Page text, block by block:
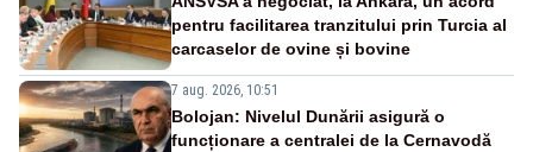
pentru facilitarea tranzitului prin Turcia al
carcaselor de ovine și bovine
7 aug. 2026, 10:51
Bolojan: Nivelul Dunării asigură o
funcționare a centralei de la Cernavodă